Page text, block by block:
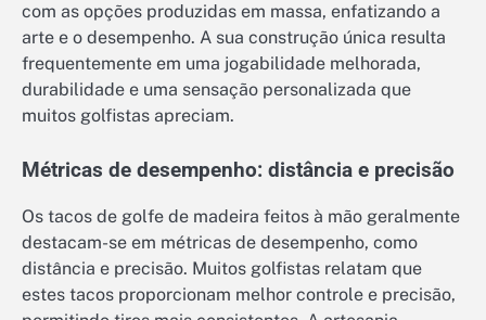
com as opções produzidas em massa, enfatizando a
arte e o desempenho. A sua construção única resulta
frequentemente em uma jogabilidade melhorada,
durabilidade e uma sensação personalizada que
muitos golfistas apreciam.
Métricas de desempenho: distância e precisão
Os tacos de golfe de madeira feitos à mão geralmente
destacam-se em métricas de desempenho, como
distância e precisão. Muitos golfistas relatam que
estes tacos proporcionam melhor controle e precisão,